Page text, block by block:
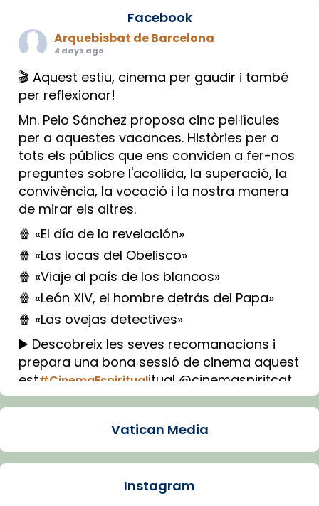
Facebook
Arquebisbat de Barcelona
4 days ago
🎬 Aquest estiu, cinema per gaudir i també
per reflexionar!
Mn. Peio Sánchez proposa cinc pel·lícules
per a aquestes vacances. Històries per a
tots els públics que ens conviden a fer-nos
preguntes sobre l'acollida, la superació, la
convivència, la vocació i la nostra manera
de mirar els altres.
🍿 «El día de la revelación»
🍿 «Las locas del Obelisco»
🍿 «Viaje al país de los blancos»
🍿 «León XIV, el hombre detrás del Papa»
🍿 «Las ovejas detectives»
▶️ Descobreix les seves recomanacions i
prepara una bona sessió de cinema aquest
est#CinemaEspiritualitual @cinemaspiritcat
Imatge: Generada amb IA (OpenAI)
Arquebisbat de Barcelona
Vatican Media
Instagram